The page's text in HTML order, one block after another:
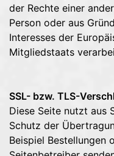
der Rechte einer
Person oder aus
Interesses der
Mitgliedstaats
SSL- bzw. TLS-
Diese Seite nutzt aus
Schutz der
Beispiel Bestellungen